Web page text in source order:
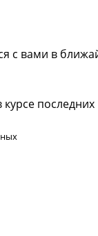
с вами в